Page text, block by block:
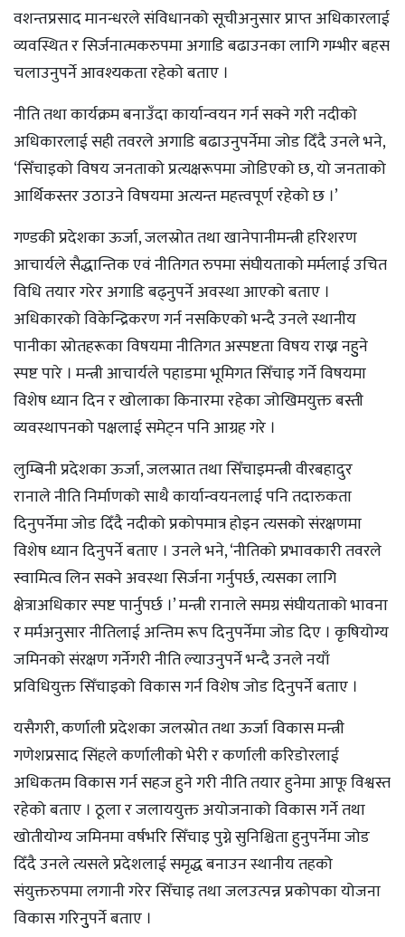
वशन्तप्रसाद मानन्धरले संविधानको सूचीअनुसार प्राप्त अधिकारलाई
व्यवस्थित र सिर्जनात्मकरुपमा अगाडि बढाउनका लागि गम्भीर बहस
चलाउनुपर्ने आवश्यकता रहेको बताए ।
नीति तथा कार्यक्रम बनाउँदा कार्यान्वयन गर्न सक्ने गरी नदीको
अधिकारलाई सही तवरले अगाडि बढाउनुपर्नेमा जोड दिँदै उनले भने,
‘सिँचाइको विषय जनताको प्रत्यक्षरूपमा जोडिएको छ, यो जनताको
आर्थिकस्तर उठाउने विषयमा अत्यन्त महत्त्वपूर्ण रहेको छ ।’
गण्डकी प्रदेशका ऊर्जा, जलस्रोत तथा खानेपानीमन्त्री हरिशरण
आचार्यले सैद्धान्तिक एवं नीतिगत रुपमा संघीयताको मर्मलाई उचित
विधि तयार गरेर अगाडि बढ्नुपर्ने अवस्था आएको बताए ।
अधिकारको विकेन्द्रिकरण गर्न नसकिएको भन्दै उनले स्थानीय
पानीका स्रोतहरूका विषयमा नीतिगत अस्पष्टता विषय राख्न नहुुने
स्पष्ट पारे । मन्त्री आचार्यले पहाडमा भूमिगत सिँचाइ गर्ने विषयमा
विशेष ध्यान दिन र खोलाका किनारमा रहेका जोखिमयुक्त बस्ती
व्यवस्थापनको पक्षलाई समेट्न पनि आग्रह गरे ।
लुम्बिनी प्रदेशका ऊर्जा, जलस्रात तथा सिँचाइमन्त्री वीरबहादुर
रानाले नीति निर्माणको साथै कार्यान्वयनलाई पनि तदारुकता
दिनुपर्नेमा जोड दिँदै नदीको प्रकोपमात्र होइन त्यसको संरक्षणमा
विशेष ध्यान दिनुपर्ने बताए । उनले भने, ‘नीतिको प्रभावकारी तवरले
स्वामित्व लिन सक्ने अवस्था सिर्जना गर्नुपर्छ, त्यसका लागि
क्षेत्राअधिकार स्पष्ट पार्नुपर्छ ।’ मन्त्री रानाले समग्र संघीयताको भावना
र मर्मअनुसार नीतिलाई अन्तिम रूप दिनुपर्नेमा जोड दिए । कृषियोग्य
जमिनको संरक्षण गर्नेगरी नीति ल्याउनुपर्ने भन्दै उनले नयाँ
प्रविधियुक्त सिँचाइको विकास गर्न विशेष जोड दिनुपर्ने बताए ।
यसैगरी, कर्णाली प्रदेशका जलस्रोत तथा ऊर्जा विकास मन्त्री
गणेशप्रसाद सिंहले कर्णालीको भेरी र कर्णाली करिडोरलाई
अधिकतम विकास गर्न सहज हुने गरी नीति तयार हुनेमा आफू विश्वस्त
रहेको बताए । ठूला र जलाययुक्त अयोजनाको विकास गर्ने तथा
खोतीयोग्य जमिनमा वर्षभरि सिँचाइ पुग्ने सुनिश्चिता हुनुपर्नेमा जोड
दिँदै उनले त्यसले प्रदेशलाई समृद्ध बनाउन स्थानीय तहको
संयुक्तरुपमा लगानी गरेर सिँचाइ तथा जलउत्पन्न प्रकोपका योजना
विकास गरिनुुपर्ने बताए ।